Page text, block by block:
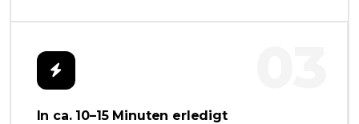
In ca. 10–15 Minuten erledigt